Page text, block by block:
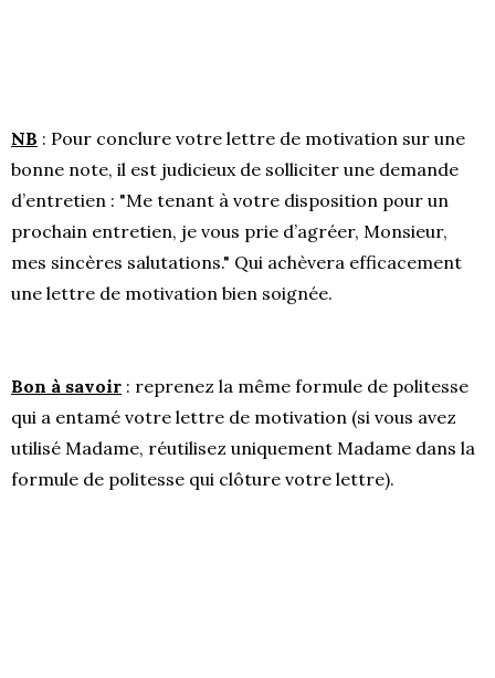
NB : Pour conclure votre lettre de motivation sur une
bonne note, il est judicieux de solliciter une demande
d’entretien : "Me tenant à votre disposition pour un
prochain entretien, je vous prie d’agréer, Monsieur,
mes sincères salutations." Qui achèvera efficacement
une lettre de motivation bien soignée.
Bon à savoir : reprenez la même formule de politesse
qui a entamé votre lettre de motivation (si vous avez
utilisé Madame, réutilisez uniquement Madame dans la
formule de politesse qui clôture votre lettre).